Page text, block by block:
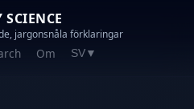
SCIENCE
jargonsnåla förklaringar
Om SV ▼